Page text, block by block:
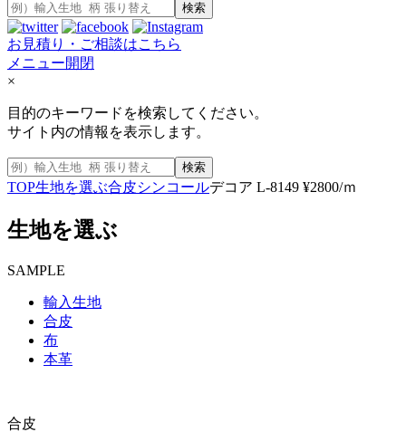
検索
お見積り・ご相談はこちら
メニュー開閉
×
目的のキーワードを検索してください。
サイト内の情報を表示します。
検索
TOP生地を選ぶ合皮シンコールデコア L-8149 ¥2800/ｍ
生地を選ぶ
SAMPLE
輸入生地
合皮
布
本革
合皮